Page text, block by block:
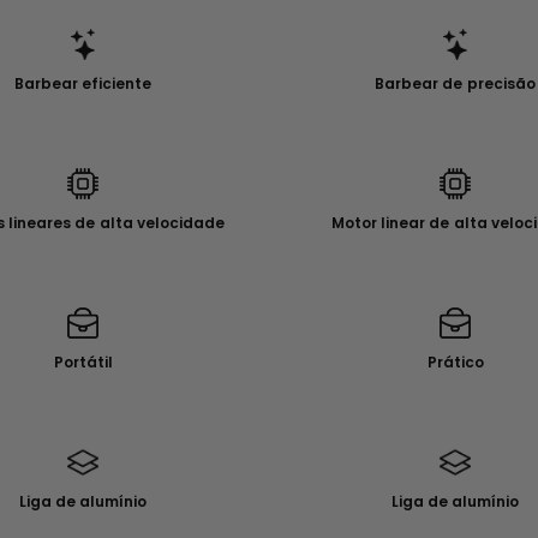
Barbear eficiente
lineares de alta velocidade
Portátil
Liga de alumínio
Barbear de precisão
Motor linear de alta
Prático
Liga de alumínio